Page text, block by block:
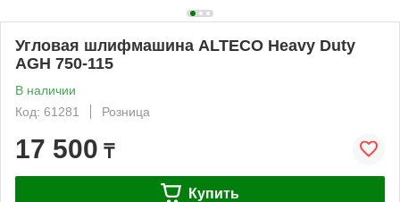
Угловая шлифмашина ALTECO Heavy Duty
AGH 750-115
В наличии
Код: 61281
Розница
17 500 ₸
Купить